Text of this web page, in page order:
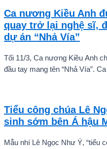
Ca nương Kiều Anh
quay trở lại nghệ sĩ,
dự án “Nhả Vía”
Tối 11/3, Ca nương Kiều Anh
đầu tay mang tên “Nhả Vía”.
Ngọc Thanh Tâm và Phùng
Tiểu công chúa Lê
sinh sớm bên Á hậu
Mẫu nhí Lê Ngọc Như Ý, “tiểu